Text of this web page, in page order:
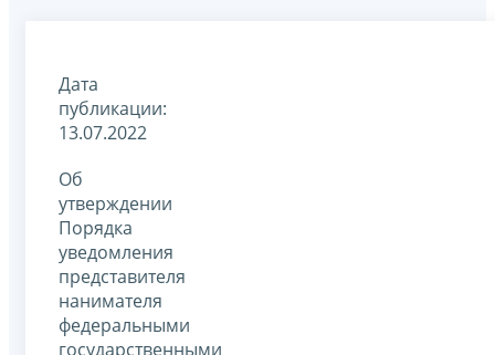
Дата
публикации:
13.07.2022
Об
утверждении
Порядка
уведомления
представителя
нанимателя
федеральными
государственными